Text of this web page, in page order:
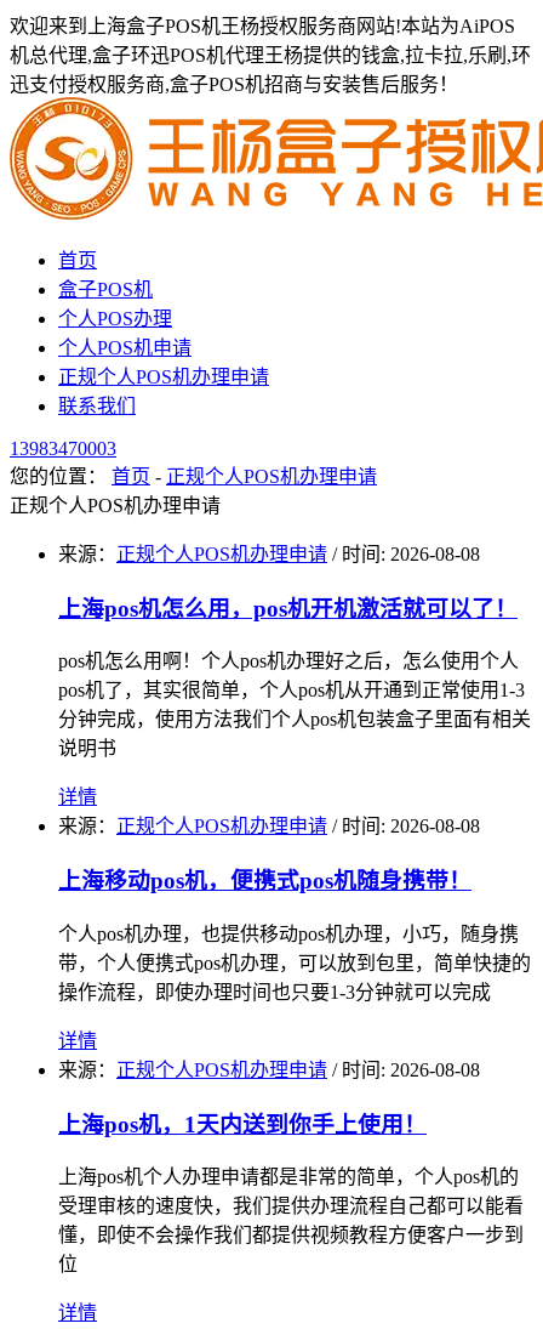
欢迎来到上海盒子POS机王杨授权服务商网站!本站为AiPOS
机总代理,盒子环迅POS机代理王杨提供的钱盒,拉卡拉,乐刷,环
迅支付授权服务商,盒子POS机招商与安装售后服务！
首页
盒子POS机
个人POS办理
个人POS机申请
正规个人POS机办理申请
联系我们
13983470003
您的位置： 首页 - 正规个人POS机办理申请
正规个人POS机办理申请
来源： 正规个人POS机办理申请 / 时间: 2026-08-08
上海pos机怎么用，pos机开机激活就可以了！
pos机怎么用啊！个人pos机办理好之后，怎么使用个人
pos机了，其实很简单，个人pos机从开通到正常使用1-3
分钟完成，使用方法我们个人pos机包装盒子里面有相关
说明书
详情
来源： 正规个人POS机办理申请 / 时间: 2026-08-08
上海移动pos机，便携式pos机随身携带！
个人pos机办理，也提供移动pos机办理，小巧，随身携
带，个人便携式pos机办理，可以放到包里，简单快捷的
操作流程，即使办理时间也只要1-3分钟就可以完成
详情
来源： 正规个人POS机办理申请 / 时间: 2026-08-08
上海pos机，1天内送到你手上使用！
上海pos机个人办理申请都是非常的简单，个人pos机的
受理审核的速度快，我们提供办理流程自己都可以能看
懂，即使不会操作我们都提供视频教程方便客户一步到
位
详情